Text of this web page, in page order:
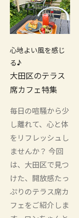
心地よい風を感じ
る♪
大田区のテラス
席カフェ特集
毎日の喧騒から少
し離れて、心と体
をリフレッシュし
ませんか？ 今回
は、大田区で見つ
けた、開放感たっ
ぷりのテラス席カ
フェをご紹介しま